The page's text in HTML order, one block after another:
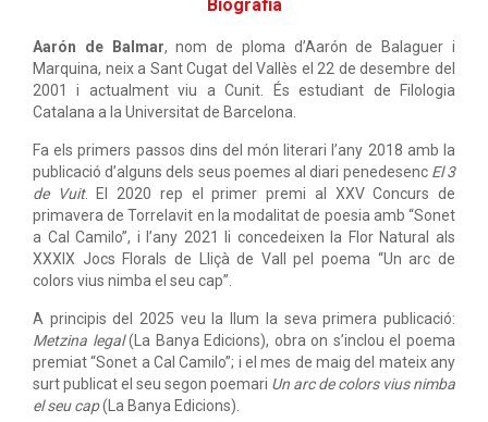
Biografia
Aarón de Balmar, nom de ploma d’Aarón de Balaguer i
Marquina, neix a Sant Cugat del Vallès el 22 de desembre del
2001 i actualment viu a Cunit. És estudiant de Filologia
Catalana a la Universitat de Barcelona.
Fa els primers passos dins del món literari l’any 2018 amb la
publicació d’alguns dels seus poemes al diari penedesenc El 3
de Vuit. El 2020 rep el primer premi al XXV Concurs de
primavera de Torrelavit en la modalitat de poesia amb “Sonet
a Cal Camilo”, i l’any 2021 li concedeixen la Flor Natural als
XXXIX Jocs Florals de Lliçà de Vall pel poema “Un arc de
colors vius nimba el seu cap”.
A principis del 2025 veu la llum la seva primera publicació:
Metzina legal(La Banya Edicions), obra on s’inclou el poema
premiat “Sonet a Cal Camilo”; i el mes de maig del mateix any
surt publicat el seu segon poemari Un arc de colors vius nimba
el seu cap(La Banya Edicions).